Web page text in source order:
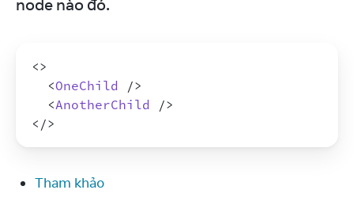
node nào đó.
<>
<OneChild
/>
<AnotherChild
/>
</>
Tham khảo